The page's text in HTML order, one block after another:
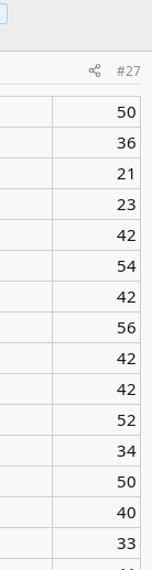
#27
50​
36​
21​
23​
42​
54​
42​
56​
42​
42​
52​
34​
50​
40​
33​